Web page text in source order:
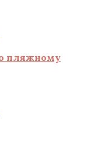
пляжному